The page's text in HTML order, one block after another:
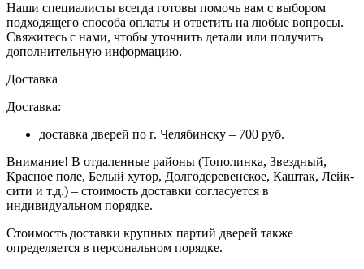
Наши специалисты всегда готовы помочь вам с выбором
подходящего способа оплаты и ответить на любые вопросы.
Свяжитесь с нами, чтобы уточнить детали или получить
дополнительную информацию.
Доставка
Доставка:
доставка дверей по г. Челябинску – 700 руб.
Внимание! В отдаленные районы (Тополинка, Звездный,
Красное поле, Белый хутор, Долгодеревенское, Каштак, Лейк-
сити и т.д.) – стоимость доставки согласуется в
индивидуальном порядке.
Стоимость доставки крупных партий дверей также
определяется в персональном порядке.